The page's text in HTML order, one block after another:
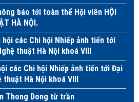
báo tới toàn thể Hội viên HỘI
HÀ NỘI.
các Chi hội Nhiếp ảnh tiến tới
thuật Hà Nội khoá VIII
các Chi hội Nhiếp ảnh tiến tới Đại
thuật Hà Nội khoá VIII
Thong Dong từ trần